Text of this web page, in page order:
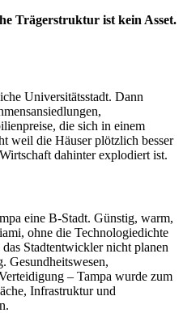
Trägerstruktur ist kein Asset.
Universitätsstadt. Dann
die sich in einem
weil die Häuser plötzlich besser
dahinter explodiert ist.
eine B-Stadt. Günstig, warm,
ohne die Technologiedichte
Stadtentwickler nicht planen
Gesundheitswesen,
– Tampa wurde zum
Infrastruktur und